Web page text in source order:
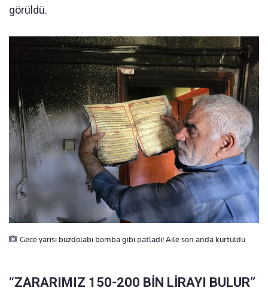
görüldü.
Gece yarısı buzdolabı bomba gibi patladı! Aile son anda kurtuldu
“ZARARIMIZ 150-200 BİN LİRAYI BULUR”